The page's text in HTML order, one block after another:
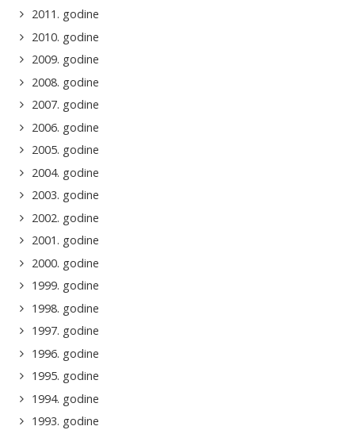
2011. godine
2010. godine
2009. godine
2008. godine
2007. godine
2006. godine
2005. godine
2004. godine
2003. godine
2002. godine
2001. godine
2000. godine
1999. godine
1998. godine
1997. godine
1996. godine
1995. godine
1994. godine
1993. godine